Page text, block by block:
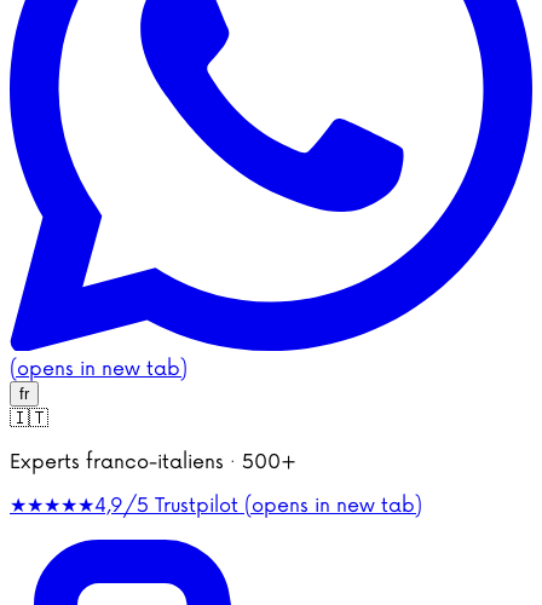
(opens in new tab)
fr
🇮🇹
Experts franco-italiens · 500+
★★★★★4,9/5 Trustpilot (opens in new tab)